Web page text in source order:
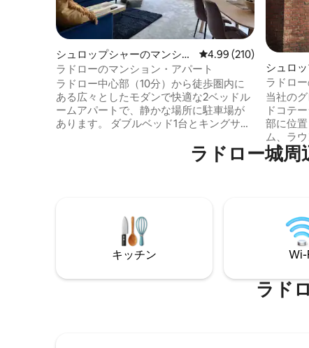
シュロップシャーのマンショ
ン・アパート
レビュー210件、5つ
4.99 (210)
ラドローのマンション・アパート
ラドロー中心部（10分）から徒歩圏内に
ある広々としたモダンで快適な2ベッドル
ームアパートで、静かな場所に駐車場が
あります。 ダブルベッド1台とキングサイ
ご希望の場合は48時間前までにお知らせ
ください）、専用シャワールーム1室、シ
ンからバルコニーに出ると素敵な景色が
見えます。 アパートまではエレベーター
で簡単にアクセスできます。 アパート内
または周辺（バルコニーを含む）での喫
煙やベイピングは禁止です。申し訳あり
ませんが、ペットは禁止です。
シュロ
ジ
ラドロ
テージ
当社の
ドコテ
部に位
ム、ラ
整った
の良い
しいレ
辺を素
しいロ
にあり
ル、フ
フェス
ラドロー城⁠
キッチン Wi-
ラド